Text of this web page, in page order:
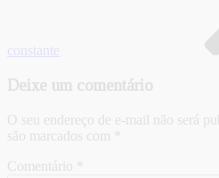
constante
Deixe um comentário
O seu endereço de e-mail não será
são marcados com
Comentário